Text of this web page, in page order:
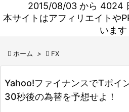
2015/08/03 から 4024
本サイトはアフィリエイトや
います
 ホーム >  FX
Yahoo!ファイナンスでTポイ
30秒後の為替を予想せよ！